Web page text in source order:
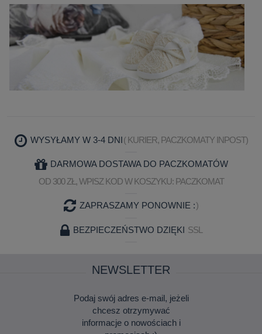
WYSYŁAMY W 3-4 DNI( KURIER, PACZKOMATY INPOST)
DARMOWA DOSTAWA DO PACZKOMATÓW
OD 300 ZŁ, WPISZ KOD W KOSZYKU: PACZKOMAT
ZAPRASZAMY PONOWNIE :)
BEZPIECZEŃSTWO DZIĘKI SSL
NEWSLETTER
Podaj swój adres e-mail, jeżeli
chcesz otrzymywać
informacje o nowościach i